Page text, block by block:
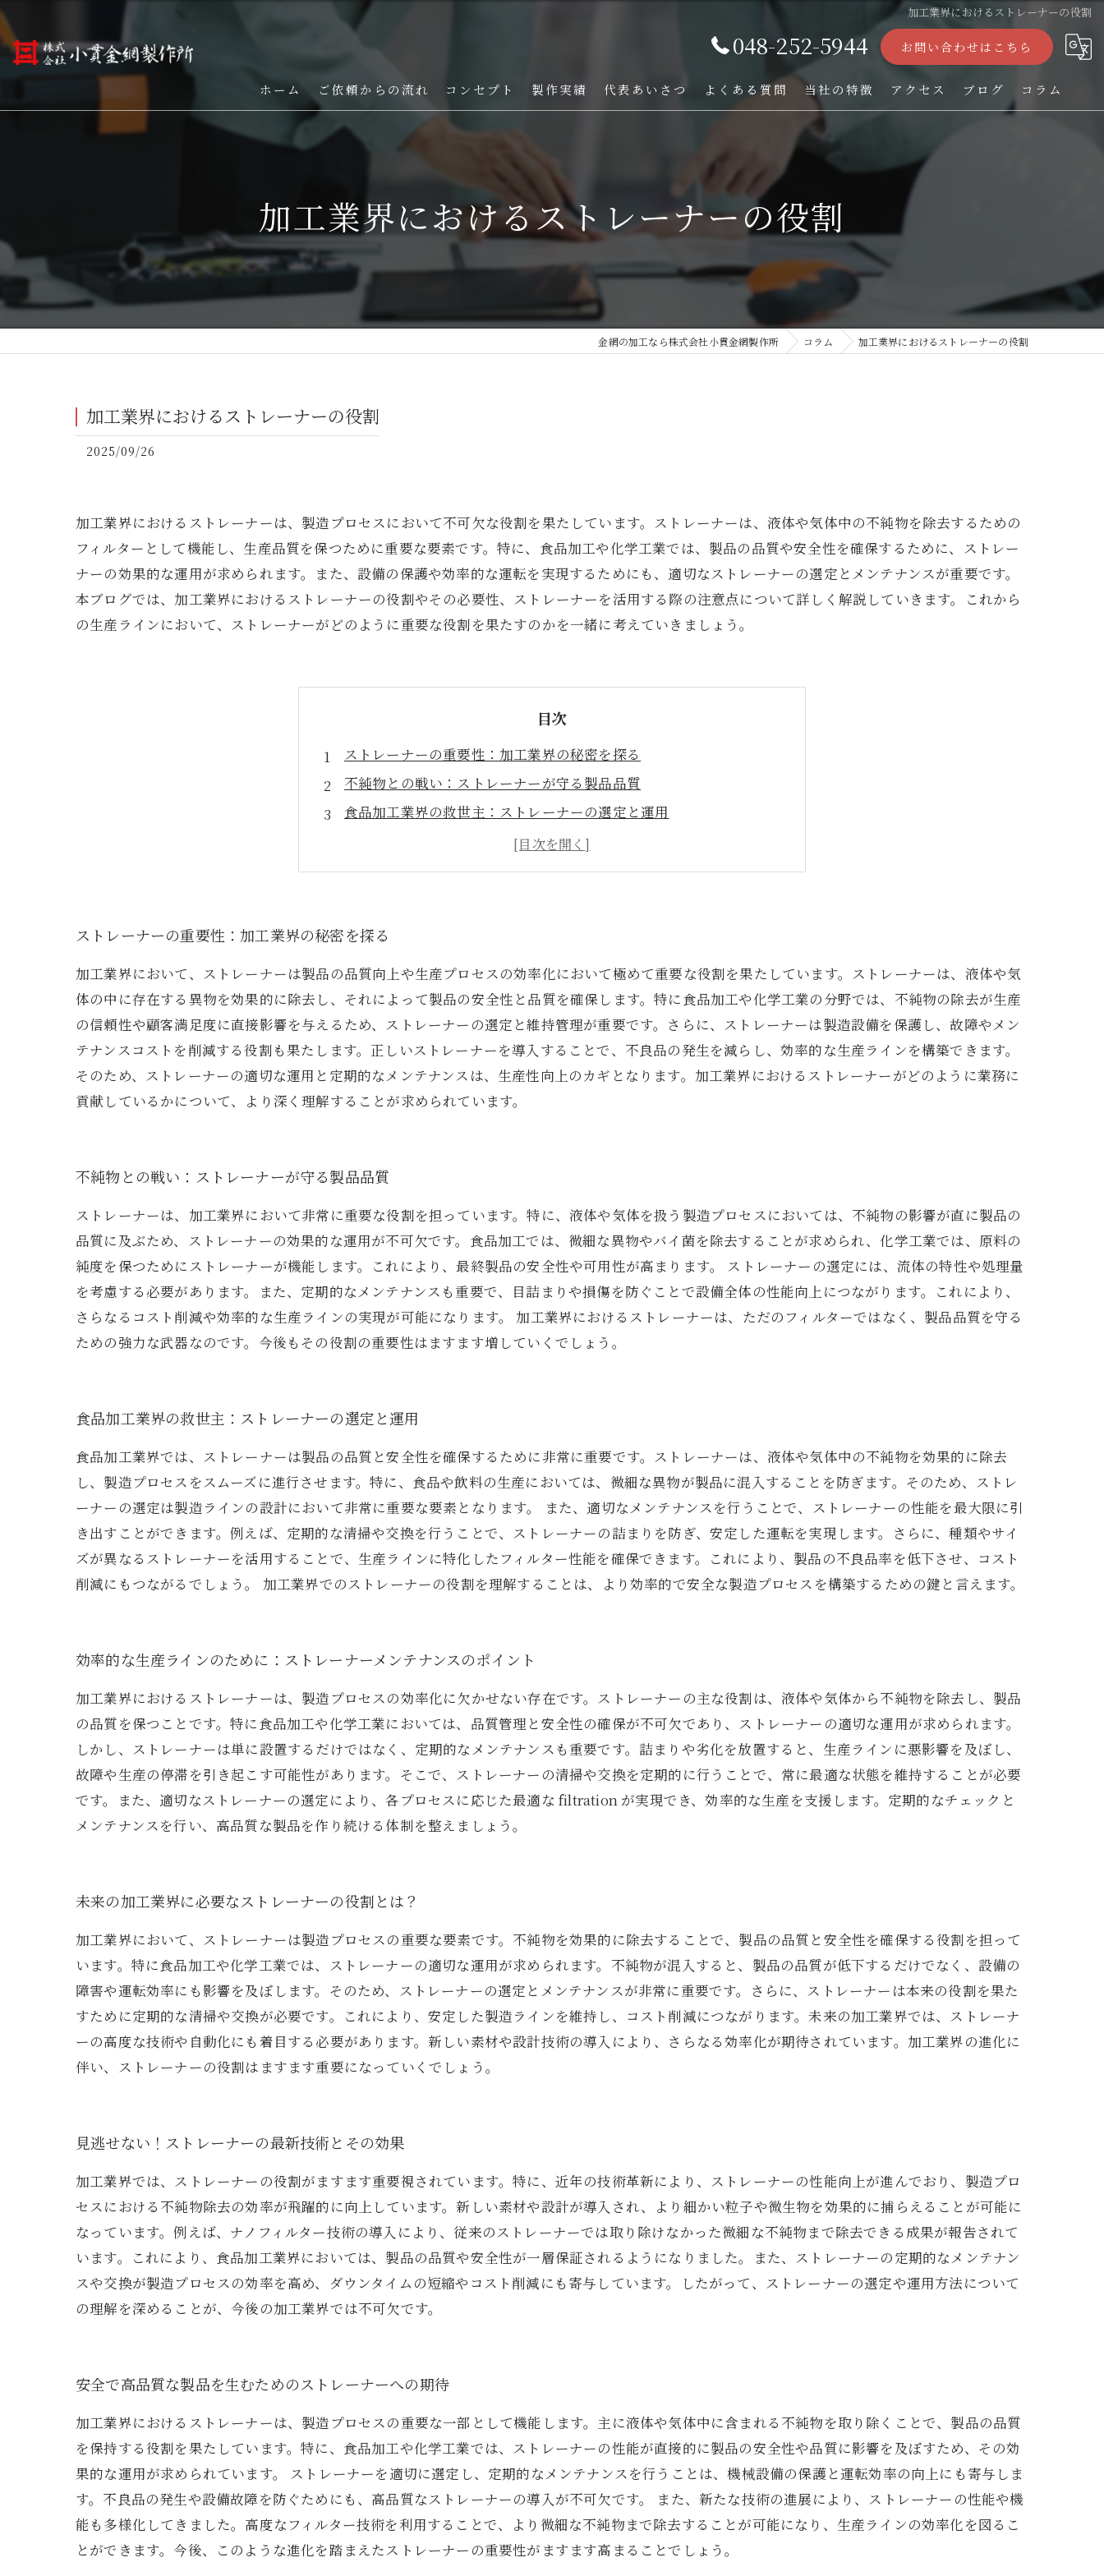
加工業界におけるストレーナーの役割
048-252-5944 お問い合わせはこちら
ホーム ご依頼からの流れ コンセプト 製作実績 代表あいさつ よくある質問 当社の特徴
ストレーナー
パンチング加工
オーダー
TIG溶接
アクセス ブログ コラム
加工業界におけるストレーナーの役割
金網の加工なら株式会社小貫金網製作所 コラム 加工業界におけるストレーナーの役割
加工業界におけるストレーナーの役割
2025/09/26
加工業界におけるストレーナーは、製造プロセスにおいて不可欠な役割を果たしています。ストレーナーは、液体や気体中の不純物を除去するための
フィルターとして機能し、生産品質を保つために重要な要素です。特に、食品加工や化学工業では、製品の品質や安全性を確保するために、ストレー
ナーの効果的な運用が求められます。また、設備の保護や効率的な運転を実現するためにも、適切なストレーナーの選定とメンテナンスが重要です。
本ブログでは、加工業界におけるストレーナーの役割やその必要性、ストレーナーを活用する際の注意点について詳しく解説していきます。これから
の生産ラインにおいて、ストレーナーがどのように重要な役割を果たすのかを一緒に考えていきましょう。
目次
ストレーナーの重要性：加工業界の秘密を探る
不純物との戦い：ストレーナーが守る製品品質
食品加工業界の救世主：ストレーナーの選定と運用
効率的な生産ラインのために：ストレーナーメンテナンスのポイント
未来の加工業界に必要なストレーナーの役割とは？
安全で高品質な製品を生むためのストレーナーへの期待
ストレーナーの重要性：加工業界の秘密を探る
加工業界において、ストレーナーは製品の品質向上や生産プロセスの効率化において極めて重要な役割を果たしています。ストレーナーは、液体や気
体の中に存在する異物を効果的に除去し、それによって製品の安全性と品質を確保します。特に食品加工や化学工業の分野では、不純物の除去が生産
の信頼性や顧客満足度に直接影響を与えるため、ストレーナーの選定と維持管理が重要です。さらに、ストレーナーは製造設備を保護し、故障やメン
テナンスコストを削減する役割も果たします。正しいストレーナーを導入することで、不良品の発生を減らし、効率的な生産ラインを構築できます。
そのため、ストレーナーの適切な運用と定期的なメンテナンスは、生産性向上のカギとなります。加工業界におけるストレーナーがどのように業務に
貢献しているかについて、より深く理解することが求められています。
不純物との戦い：ストレーナーが守る製品品質
ストレーナーは、加工業界において非常に重要な役割を担っています。特に、液体や気体を扱う製造プロセスにおいては、不純物の影響が直に製品の
品質に及ぶため、ストレーナーの効果的な運用が不可欠です。食品加工では、微細な異物やバイ菌を除去することが求められ、化学工業では、原料の
純度を保つためにストレーナーが機能します。これにより、最終製品の安全性や可用性が高まります。 ストレーナーの選定には、流体の特性や処理量
を考慮する必要があります。また、定期的なメンテナンスも重要で、目詰まりや損傷を防ぐことで設備全体の性能向上につながります。これにより、
さらなるコスト削減や効率的な生産ラインの実現が可能になります。 加工業界におけるストレーナーは、ただのフィルターではなく、製品品質を守る
ための強力な武器なのです。今後もその役割の重要性はますます増していくでしょう。
食品加工業界の救世主：ストレーナーの選定と運用
食品加工業界では、ストレーナーは製品の品質と安全性を確保するために非常に重要です。ストレーナーは、液体や気体中の不純物を効果的に除去
し、製造プロセスをスムーズに進行させます。特に、食品や飲料の生産においては、微細な異物が製品に混入することを防ぎます。そのため、ストレ
ーナーの選定は製造ラインの設計において非常に重要な要素となります。 また、適切なメンテナンスを行うことで、ストレーナーの性能を最大限に引
き出すことができます。例えば、定期的な清掃や交換を行うことで、ストレーナーの詰まりを防ぎ、安定した運転を実現します。さらに、種類やサイ
ズが異なるストレーナーを活用することで、生産ラインに特化したフィルター性能を確保できます。これにより、製品の不良品率を低下させ、コスト
削減にもつながるでしょう。 加工業界でのストレーナーの役割を理解することは、より効率的で安全な製造プロセスを構築するための鍵と言えます。
効率的な生産ラインのために：ストレーナーメンテナンスのポイント
加工業界におけるストレーナーは、製造プロセスの効率化に欠かせない存在です。ストレーナーの主な役割は、液体や気体から不純物を除去し、製品
の品質を保つことです。特に食品加工や化学工業においては、品質管理と安全性の確保が不可欠であり、ストレーナーの適切な運用が求められます。
しかし、ストレーナーは単に設置するだけではなく、定期的なメンテナンスも重要です。詰まりや劣化を放置すると、生産ラインに悪影響を及ぼし、
故障や生産の停滞を引き起こす可能性があります。そこで、ストレーナーの清掃や交換を定期的に行うことで、常に最適な状態を維持することが必要
です。また、適切なストレーナーの選定により、各プロセスに応じた最適な filtration が実現でき、効率的な生産を支援します。定期的なチェックと
メンテナンスを行い、高品質な製品を作り続ける体制を整えましょう。
未来の加工業界に必要なストレーナーの役割とは？
加工業界において、ストレーナーは製造プロセスの重要な要素です。不純物を効果的に除去することで、製品の品質と安全性を確保する役割を担って
います。特に食品加工や化学工業では、ストレーナーの適切な運用が求められます。不純物が混入すると、製品の品質が低下するだけでなく、設備の
障害や運転効率にも影響を及ぼします。そのため、ストレーナーの選定とメンテナンスが非常に重要です。さらに、ストレーナーは本来の役割を果た
すために定期的な清掃や交換が必要です。これにより、安定した製造ラインを維持し、コスト削減につながります。未来の加工業界では、ストレーナ
ーの高度な技術や自動化にも着目する必要があります。新しい素材や設計技術の導入により、さらなる効率化が期待されています。加工業界の進化に
伴い、ストレーナーの役割はますます重要になっていくでしょう。
見逃せない！ストレーナーの最新技術とその効果
加工業界では、ストレーナーの役割がますます重要視されています。特に、近年の技術革新により、ストレーナーの性能向上が進んでおり、製造プロ
セスにおける不純物除去の効率が飛躍的に向上しています。新しい素材や設計が導入され、より細かい粒子や微生物を効果的に捕らえることが可能に
なっています。例えば、ナノフィルター技術の導入により、従来のストレーナーでは取り除けなかった微細な不純物まで除去できる成果が報告されて
います。これにより、食品加工業界においては、製品の品質や安全性が一層保証されるようになりました。また、ストレーナーの定期的なメンテナン
スや交換が製造プロセスの効率を高め、ダウンタイムの短縮やコスト削減にも寄与しています。したがって、ストレーナーの選定や運用方法について
の理解を深めることが、今後の加工業界では不可欠です。
安全で高品質な製品を生むためのストレーナーへの期待
加工業界におけるストレーナーは、製造プロセスの重要な一部として機能します。主に液体や気体中に含まれる不純物を取り除くことで、製品の品質
を保持する役割を果たしています。特に、食品加工や化学工業では、ストレーナーの性能が直接的に製品の安全性や品質に影響を及ぼすため、その効
果的な運用が求められています。 ストレーナーを適切に選定し、定期的なメンテナンスを行うことは、機械設備の保護と運転効率の向上にも寄与しま
す。不良品の発生や設備故障を防ぐためにも、高品質なストレーナーの導入が不可欠です。 また、新たな技術の進展により、ストレーナーの性能や機
能も多様化してきました。高度なフィルター技術を利用することで、より微細な不純物まで除去することが可能になり、生産ラインの効率化を図るこ
とができます。今後、このような進化を踏まえたストレーナーの重要性がますます高まることでしょう。